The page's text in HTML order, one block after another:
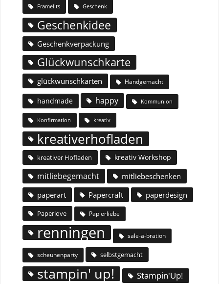
Framelits Geschenk
Geschenkidee
Geschenkverpackung
Glückwunschkarte
glückwunschkarten Handgemacht
handmade happy Kommunion
Konfirmation kreativ
kreativerhofladen
kreativer Hofladen kreativ Workshop
mitliebegemacht
mitliebeschenken
paperart
Papercraft paperdesign
Paperlove Papierliebe
renningen sale-a-bration
scheunenparty selbstgemacht
stampin' up! Stampin'Up!